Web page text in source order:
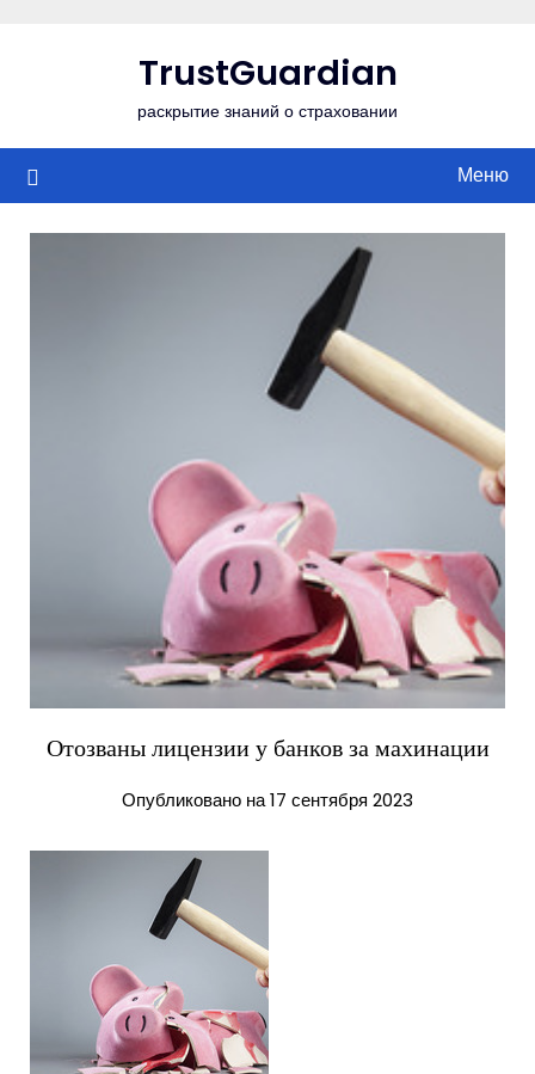
TrustGuardian
раскрытие знаний о страховании
Меню
Отозваны лицензии у банков за махинации
Опубликовано на 17 сентября 2023